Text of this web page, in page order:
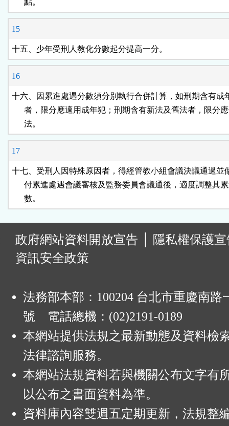
      點。
15
十五、少年受刑人教化分數起分提高一分。
16
十六、因累進處遇分數須分別執行合併計算，如刑期含有成
者，限分應適用成年犯；刑期含有新法及舊法者，限分
      法。
17
十七、受刑人因特殊原因者，得經管教小組會議決議通過並
付累進處遇會議審核及監務委員會議通後，適度調整其
      數。
政府網站資料開放宣告
隱私權保護
資訊安全政策
法務部本部：100204 台北市重慶南路
號 電話總機：(02)2191-0189
本網站提供法規之最新動態及資料檢
法律諮詢服務。
本網站法規資料若與機關公布文字有
以公布之書面資料為準。
資料庫內容雙週五定期更新，法規整